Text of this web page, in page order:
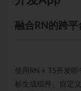
融合RN的跨
使用RN + TS开发
标生成组件、自定